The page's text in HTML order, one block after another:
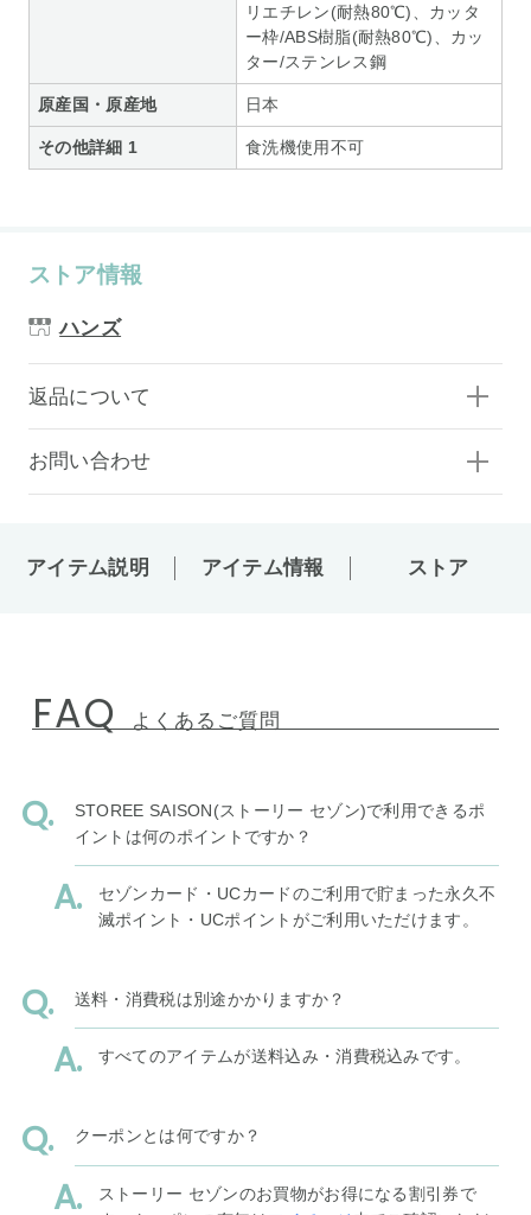
リエチレン(耐熱80℃)、カッタ
ー枠/ABS樹脂(耐熱80℃)、カッ
ター/ステンレス鋼
原産国・原産地 日本
その他詳細 1 食洗機使用不可
ストア情報
ハンズ
返品について
お問い合わせ
アイテム説明 アイテム情報 ストア
FAQ よくあるご質問
STOREE SAISON(ストーリー セゾン)で利用できるポ
イントは何のポイントですか？
セゾンカード・UCカードのご利用で貯まった永久不
滅ポイント・UCポイントがご利用いただけます。
送料・消費税は別途かかりますか？
すべてのアイテムが送料込み・消費税込みです。
クーポンとは何ですか？
ストーリー セゾンのお買物がお得になる割引券で